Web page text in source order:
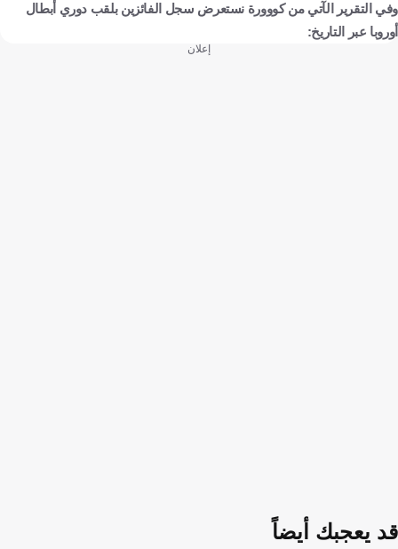
وفي التقرير الآتي من كووورة نستعرض سجل الفائزين بلقب دوري أبطال
أوروبا عبر التاريخ:
إعلان
قد يعجبك أيضاً